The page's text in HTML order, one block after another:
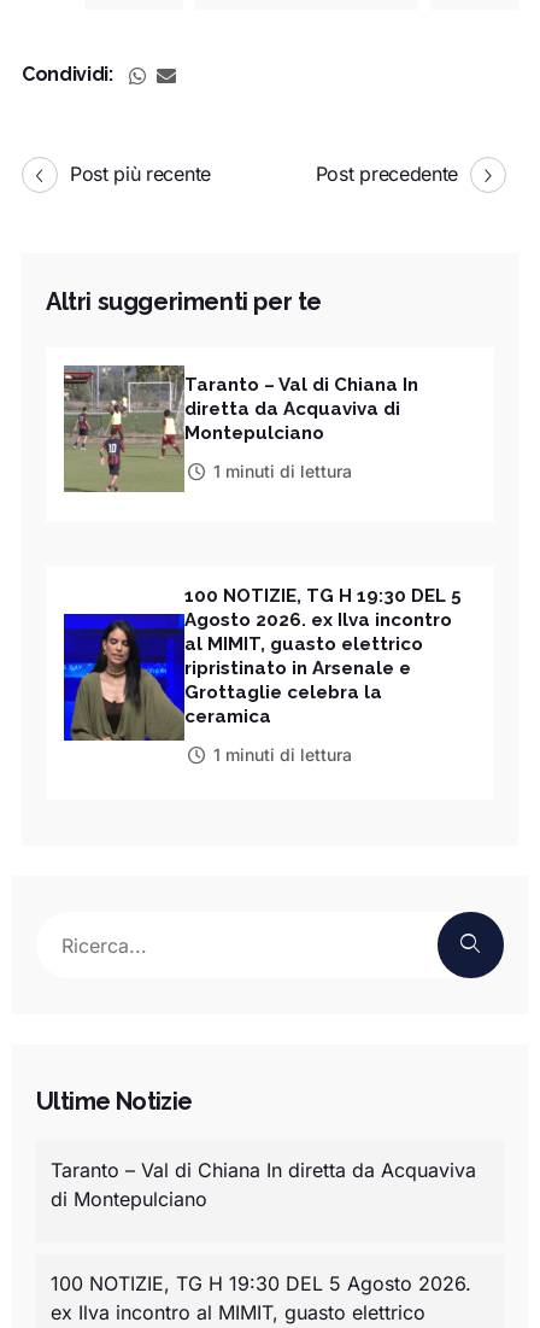
Condividi:
Post più recente Post precedente
Altri suggerimenti per te
Taranto – Val di Chiana In
diretta da Acquaviva di
Montepulciano
1 minuti di lettura
100 NOTIZIE, TG H 19:30 DEL 5
Agosto 2026. ex Ilva incontro
al MIMIT, guasto elettrico
ripristinato in Arsenale e
Grottaglie celebra la
ceramica
1 minuti di lettura
Ultime Notizie
Taranto – Val di Chiana In diretta da Acquaviva
di Montepulciano
100 NOTIZIE, TG H 19:30 DEL 5 Agosto 2026.
ex Ilva incontro al MIMIT, guasto elettrico